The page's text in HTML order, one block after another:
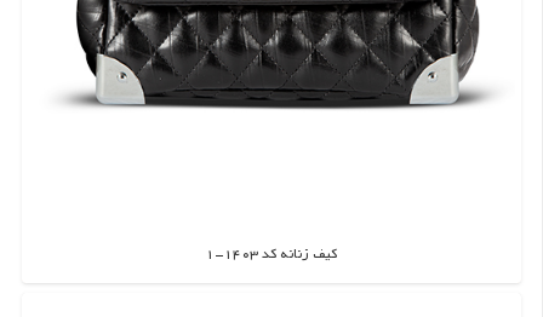
کیف زنانه کد 1403-1
اطلاعات بیشتر